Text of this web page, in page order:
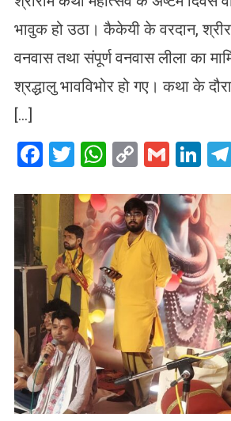
भावुक हो उठा। कैकेयी के वरदान,
वनवास तथा संपूर्ण वनवास लीला का
श्रद्धालु भावविभोर हो गए। कथा के
[…]
Facebook
Twitter
WhatsApp
Copy